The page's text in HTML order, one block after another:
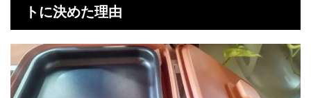
トに決めた理由